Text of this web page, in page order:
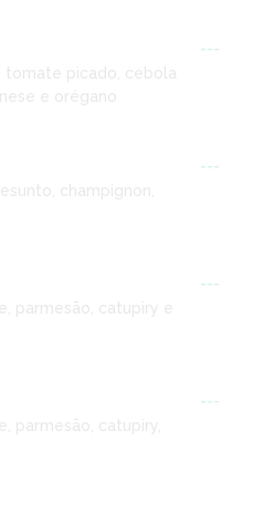
---
tomate picado, cebola
e orégano
---
champignon,
---
parmesão, catupiry e
---
parmesão, catupiry,